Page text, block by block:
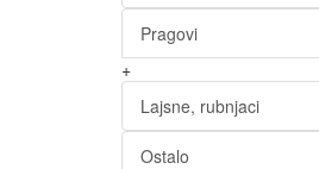
Pragovi
+
Lajsne, rubnjaci
Ostalo